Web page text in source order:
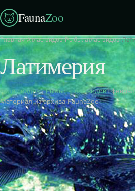
FaunaZoo
Главная›Атлас видов›Рыбы: атлас видов›
Латимерия
Атлас видов·Рыбы: атлас видов1
Материал из архива FaunaZoo